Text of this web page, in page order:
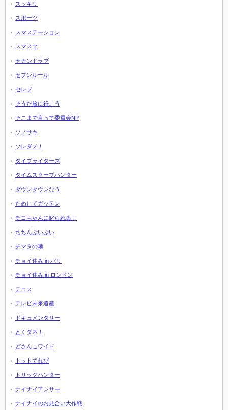
スッキリ
スポーツ
スマステーション
スマスマ
セカンドラブ
セブンルール
セレブ
そうだ旅に行こう
そこまで言って委員会NP
ソノサキ
ソレダメ！
タイプライターズ
タイムスクープハンター
ダウンタウンなう
ためしてガッテン
チコちゃんに叱られる！
ちちんぷいぷい
チマタの噺
チョイ住み in パリ
チョイ住み in ロンドン
テニス
テレビ未来遺産
ドキュメンタリー
とくダネ！
どさんこワイド
トットてれび
トリックハンター
ナイナイアンサー
ナイナイのお見合い大作戦